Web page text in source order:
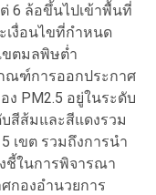
6 ล้อขึ้นไปเข้าพื้นที่
เงื่อนไขที่กำหนด
ขตมลพิษต่ำ
ณฑ์การออกประกาศ
PM2.5 อยู่ในระดับ
สีส้มและสีแดงรวม
เขต รวมถึงการนำ
ชี้ในการพิจารณา
กองอำนวยการ